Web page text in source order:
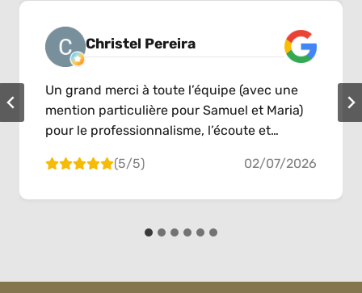
Christel Pereira
Un grand merci à toute l’équipe (avec une
mention particulière pour Samuel et Maria)
pour le professionnalisme, l’écoute et
de notre maison. Malgré la difficulté en fin de
bonne et due forme. Merci pour votre
(5/5) 02/07/2026